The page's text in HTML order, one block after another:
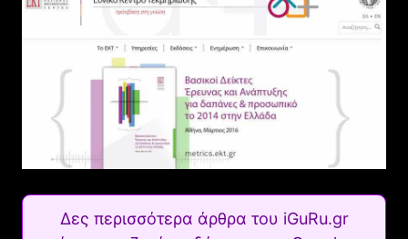
Δες περισσότερα άρθρα του iGuRu.gr